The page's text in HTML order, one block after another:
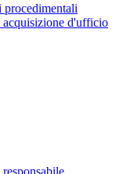
d'ufficio